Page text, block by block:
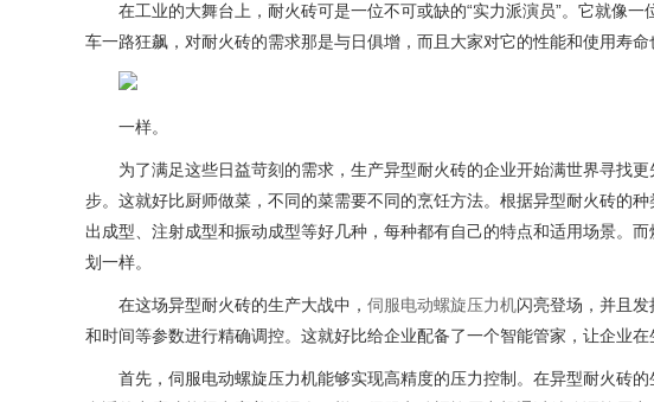
在工业的大舞台上，耐火砖可是一位不可或缺的“实力派演员”。它就像
车一路狂飙，对耐火砖的需求那是与日俱增，而且大家对它的性能和使用寿
一样。
为了满足这些日益苛刻的需求，生产异型耐火砖的企业开始满世界寻找
步。这就好比厨师做菜，不同的菜需要不同的烹饪方法。根据异型耐火砖的
出成型、注射成型和振动成型等好几种，每种都有自己的特点和适用场景。
划一样。
在这场异型耐火砖的生产大战中， 伺服电动螺旋压力机闪亮登场，并且
和时间等参数进行精确调控。这就好比给企业配备了一个智能管家，让企业
首先，伺服电动螺旋压力机能够实现高精度的压力控制。在异型耐火砖